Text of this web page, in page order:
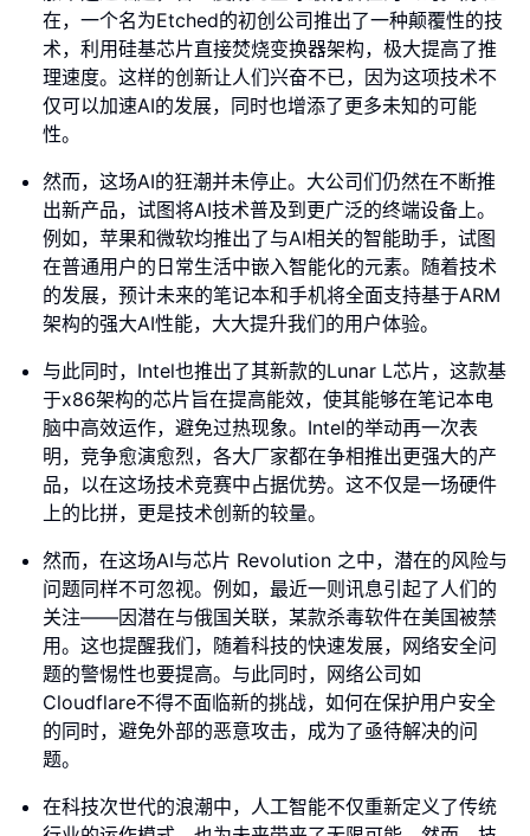
在，一个名为Etched的初创公司推出了一种颠覆性的技
术，利用硅基芯片直接焚烧变换器架构，极大提高了推
理速度。这样的创新让人们兴奋不已，因为这项技术不
仅可以加速AI的发展，同时也增添了更多未知的可能
性。
然而，这场AI的狂潮并未停止。大公司们仍然在不断推
出新产品，试图将AI技术普及到更广泛的终端设备上。
例如，苹果和微软均推出了与AI相关的智能助手，试图
在普通用户的日常生活中嵌入智能化的元素。随着技术
的发展，预计未来的笔记本和手机将全面支持基于ARM
架构的强大AI性能，大大提升我们的用户体验。
与此同时，Intel也推出了其新款的Lunar L芯片，这款基
于x86架构的芯片旨在提高能效，使其能够在笔记本电
脑中高效运作，避免过热现象。Intel的举动再一次表
明，竞争愈演愈烈，各大厂家都在争相推出更强大的产
品，以在这场技术竞赛中占据优势。这不仅是一场硬件
上的比拼，更是技术创新的较量。
然而，在这场AI与芯片 Revolution 之中，潜在的风险与
问题同样不可忽视。例如，最近一则讯息引起了人们的
关注——因潜在与俄国关联，某款杀毒软件在美国被禁
用。这也提醒我们，随着科技的快速发展，网络安全问
题的警惕性也要提高。与此同时，网络公司如
Cloudflare不得不面临新的挑战，如何在保护用户安全
的同时，避免外部的恶意攻击，成为了亟待解决的问
题。
在科技次世代的浪潮中，人工智能不仅重新定义了传统